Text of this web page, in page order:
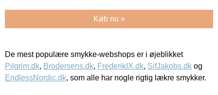
Køb nu »
De mest populære smykke-webshops er i øjeblikket
Pilgrim.dk, Brodersens.dk, FrederikIX.dk, SifJakobs.dk og
EndlessNordic.dk, som alle har nogle rigtig lækre smykker.